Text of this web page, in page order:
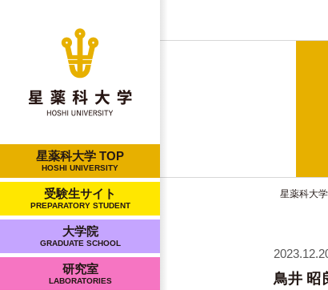
星薬科大学 TOP
HOSHI UNIVERSITY
受験生サイト
PREPARATORY STUDENT
大学院
GRADUATE SCHOOL
研究室
LABORATORIES
星薬科大学
鳥井 昭